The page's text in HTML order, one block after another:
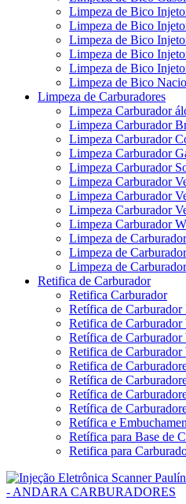
Limpeza de Bico
Limpeza de Bico
Limpeza de Bico
Limpeza de Bico
Limpeza de Bico
Limpeza de Bico
Limpeza de Carburadores
Limpeza Carburador
Limpeza Carburador
Limpeza Carburador
Limpeza Carburador
Limpeza Carburador
Limpeza Carburador
Limpeza Carburador
Limpeza Carburador
Limpeza Carburador
Limpeza de Carburador
Limpeza de
Limpeza de
Retifica de Carburador
Retifica Carburador
Retífica de Carburador
Retifica de Carburador
Retífica de
Retifica de Carburador
Retifica de
Retífica de
Retífica de
Retífica de
Retífica e
Retífica para Base de
Retifica para